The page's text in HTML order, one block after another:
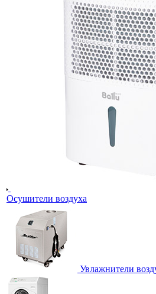
Осушители воздуха
Увлажнители